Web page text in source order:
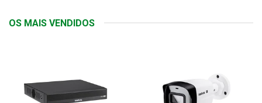
OS MAIS VENDIDOS